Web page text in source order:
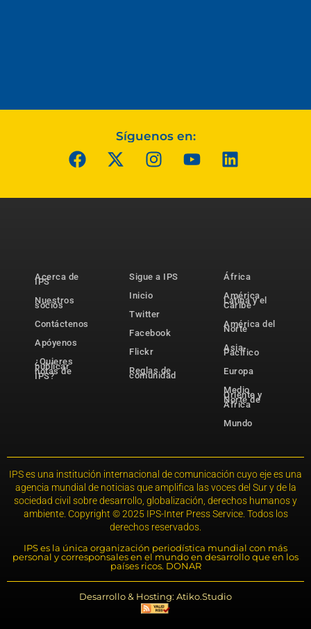
Síguenos en:
Acerca de
IPS
Nuestros
socios
Contáctenos
Apóyenos
¿Quieres
publicar
notas de
IPS?
Sigue a IPS
Inicio
Twitter
Facebook
Flickr
Reglas de
comunidad
África
América
Latina y el
Caribe
América del
Norte
Asia-
Pacífico
Europa
Medio
Oriente y
Norte de
África
Mundo
IPS es una institución internacional de comunicación cuyo eje es una
agencia mundial de noticias que amplifica las voces del Sur y de la
sociedad civil sobre desarrollo, globalización, derechos humanos y
ambiente. Copyright © 2025 IPS-Inter Press Service. Todos los
derechos reservados.
IPS es la única organización periodística mundial con más
personal y corresponsales en el mundo en desarrollo que en los
países ricos. DONAR
Desarrollo & Hosting: Atiko.Studio